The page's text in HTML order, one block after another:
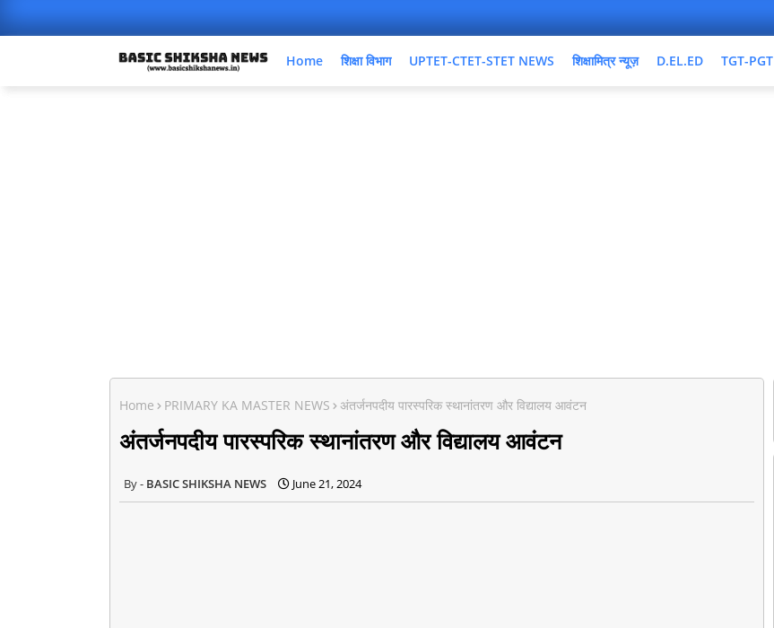
Home शिक्षा विभाग UPTET-CTET-STET NEWS शिक्षामित्र न्यूज़ D.EL.ED TGT-PGT
Home PRIMARY KA MASTER NEWS अंतर्जनपदीय पारस्परिक स्थानांतरण और विद्यालय आवंटन
अंतर्जनपदीय पारस्परिक स्थानांतरण और विद्यालय आवंटन
BASIC SHIKSHA NEWS June 21, 2024